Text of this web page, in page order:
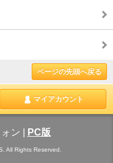
ページの先頭へ戻る
マイアカウント
ン PC版
All Rights Reserved.